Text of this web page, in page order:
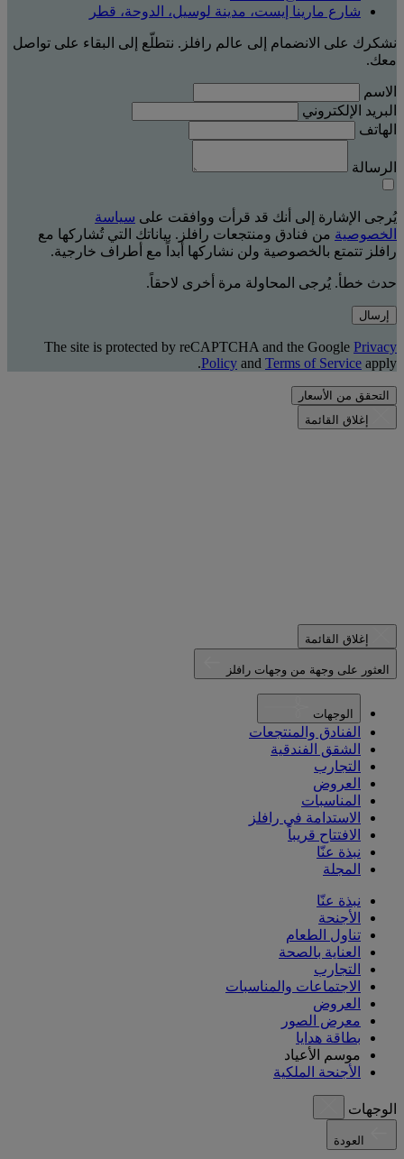
شارع مارينا إيست، مدينة لوسيل، الدوحة، قطر
نشكرك على الانضمام إلى عالم رافلز. نتطلّع إلى البقاء على تواصل
معك.
الاسم
البريد الإلكتروني
الهاتف
الرسالة
يُرجى الإشارة إلى أنك قد قرأت ووافقت على سياسة
الخصوصية من فنادق ومنتجعات رافلز. بياناتك التي تُشاركها مع
رافلز تتمتع بالخصوصية ولن نشاركها أبداً مع أطراف خارجية.
حدث خطأ. يُرجى المحاولة مرة أخرى لاحقاً.
إرسال
The site is protected by reCAPTCHA and the Google Privacy
Policy and Terms of Service apply.
التحقق من الأسعار
إغلاق القائمة
إغلاق القائمة
العثور على وجهة من وجهات رافلز
الوجهات
الفنادق والمنتجعات
الشقق الفندقية
التجارب
العروض
المناسبات
الاستدامة في رافلز
الافتتاح قريباً
نبذة عنّا
المجلة
نبذة عنّا
الأجنحة
تناول الطعام
العناية بالصحة
التجارب
الاجتماعات والمناسبات
العروض
معرض الصور
بطاقة هدايا
موسم الأعياد
الأجنحة الملكية
الوجهات